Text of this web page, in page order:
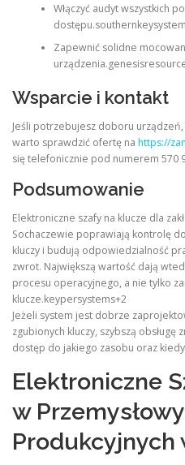
Włączyć audyt wszystkich
Zapewnić solidne
Wsparcie i kontakt
Jeśli potrzebujesz doboru
warto sprawdzić ofertę na https://
się telefonicznie pod numerem 570
Podsumowanie
Elektroniczne szafy na klucze dla
Sochaczewie poprawiają kontrolę
kluczy i budują odpowiedzialność
zwrot. Największą wartość dają
procesu operacyjnego, a nie tylko
klucze.keypersystems+2
Jeżeli system jest dobrze
zgubionych kluczy, szybszą obsługę
dostęp do jakiego zasobu oraz
Elektroniczne
w
Produkcyjnych